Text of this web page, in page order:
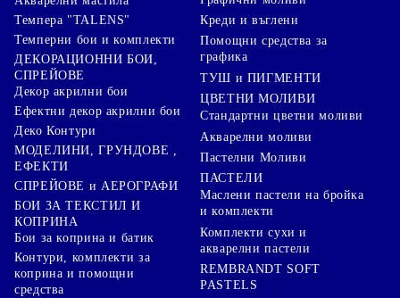
Темпера "TALENS"
Темперни бои и комплекти
ДЕКОРАЦИОННИ БОИ,
СПРЕЙОВЕ
Декор акрилни бои
Ефектни декор акрилни бои
Деко Контури
МОДЕЛИНИ, ГРУНДОВЕ ,
ЕФЕКТИ
СПРЕЙОВЕ и АЕРОГРАФИ
БОИ ЗА ТЕКСТИЛ И
КОПРИНА
Бои за коприна и батик
Контури, комплекти за
коприна и помощни
средства
Креди и въглени
Помощни средства за
графика
ТУШ и ПИГМЕНТИ
ЦВЕТНИ МОЛИВИ
Стандартни цветни моливи
Акварелни моливи
Пастелни Моливи
ПАСТЕЛИ
Маслени пастели на бройка
и комплекти
Комплекти сухи и
акварелни пастели
REMBRANDT SOFT
PASTELS